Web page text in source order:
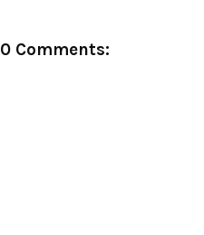
0 Comments: